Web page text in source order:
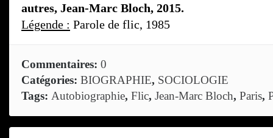
autres, Jean-Marc Bloch, 2015.
Légende : Parole de flic, 1985
Commentaires: 0
Catégories: BIOGRAPHIE, SOCIOLOGIE
Tags: Autobiographie, Flic, Jean-Marc Bloch, Paris,